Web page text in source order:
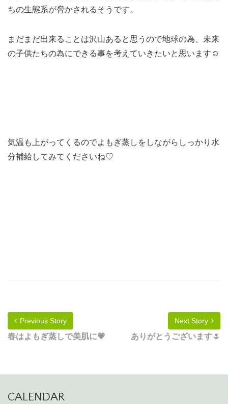
ちの生態系が脅かされるそうです。
まだまだ出来ることは沢山あると思うので地球の為、未来
の子供たちの為にできる事を考えていきたいと思います☺
気温も上がってくるのでよもぎ蒸しをしながらしっかり水
分補給してみてくださいね♡
Previous Story
春はよもぎ蒸しで美肌に💗
Next Story
ありがとうございます🌷
CALENDAR